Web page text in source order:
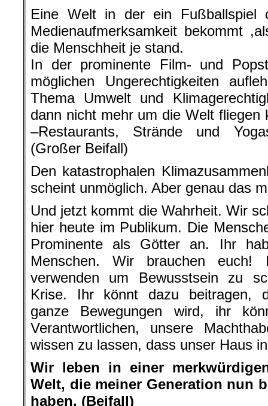
Eine Welt in der ein Fußballspiel
Medienaufmerksamkeit bekommt
die Menschheit je stand.
In der prominente Film- und
möglichen Ungerechtigkeiten
Thema Umwelt und
dann nicht mehr um die Welt fliegen
–Restaurants, Strände und
(Großer Beifall)
Den katastrophalen
scheint unmöglich. Aber genau das
Und jetzt kommt die Wahrheit. Wir
hier heute im Publikum. Die
Prominente als Götter an. Ihr
Menschen. Wir brauchen
verwenden um Bewusstsein zu
Krise. Ihr könnt dazu beitragen,
ganze Bewegungen wird, ihr
Verantwortlichen, unsere
wissen zu lassen, dass unser Haus
Wir leben in einer
Welt, die meiner Generation nun
haben. (Beifall)